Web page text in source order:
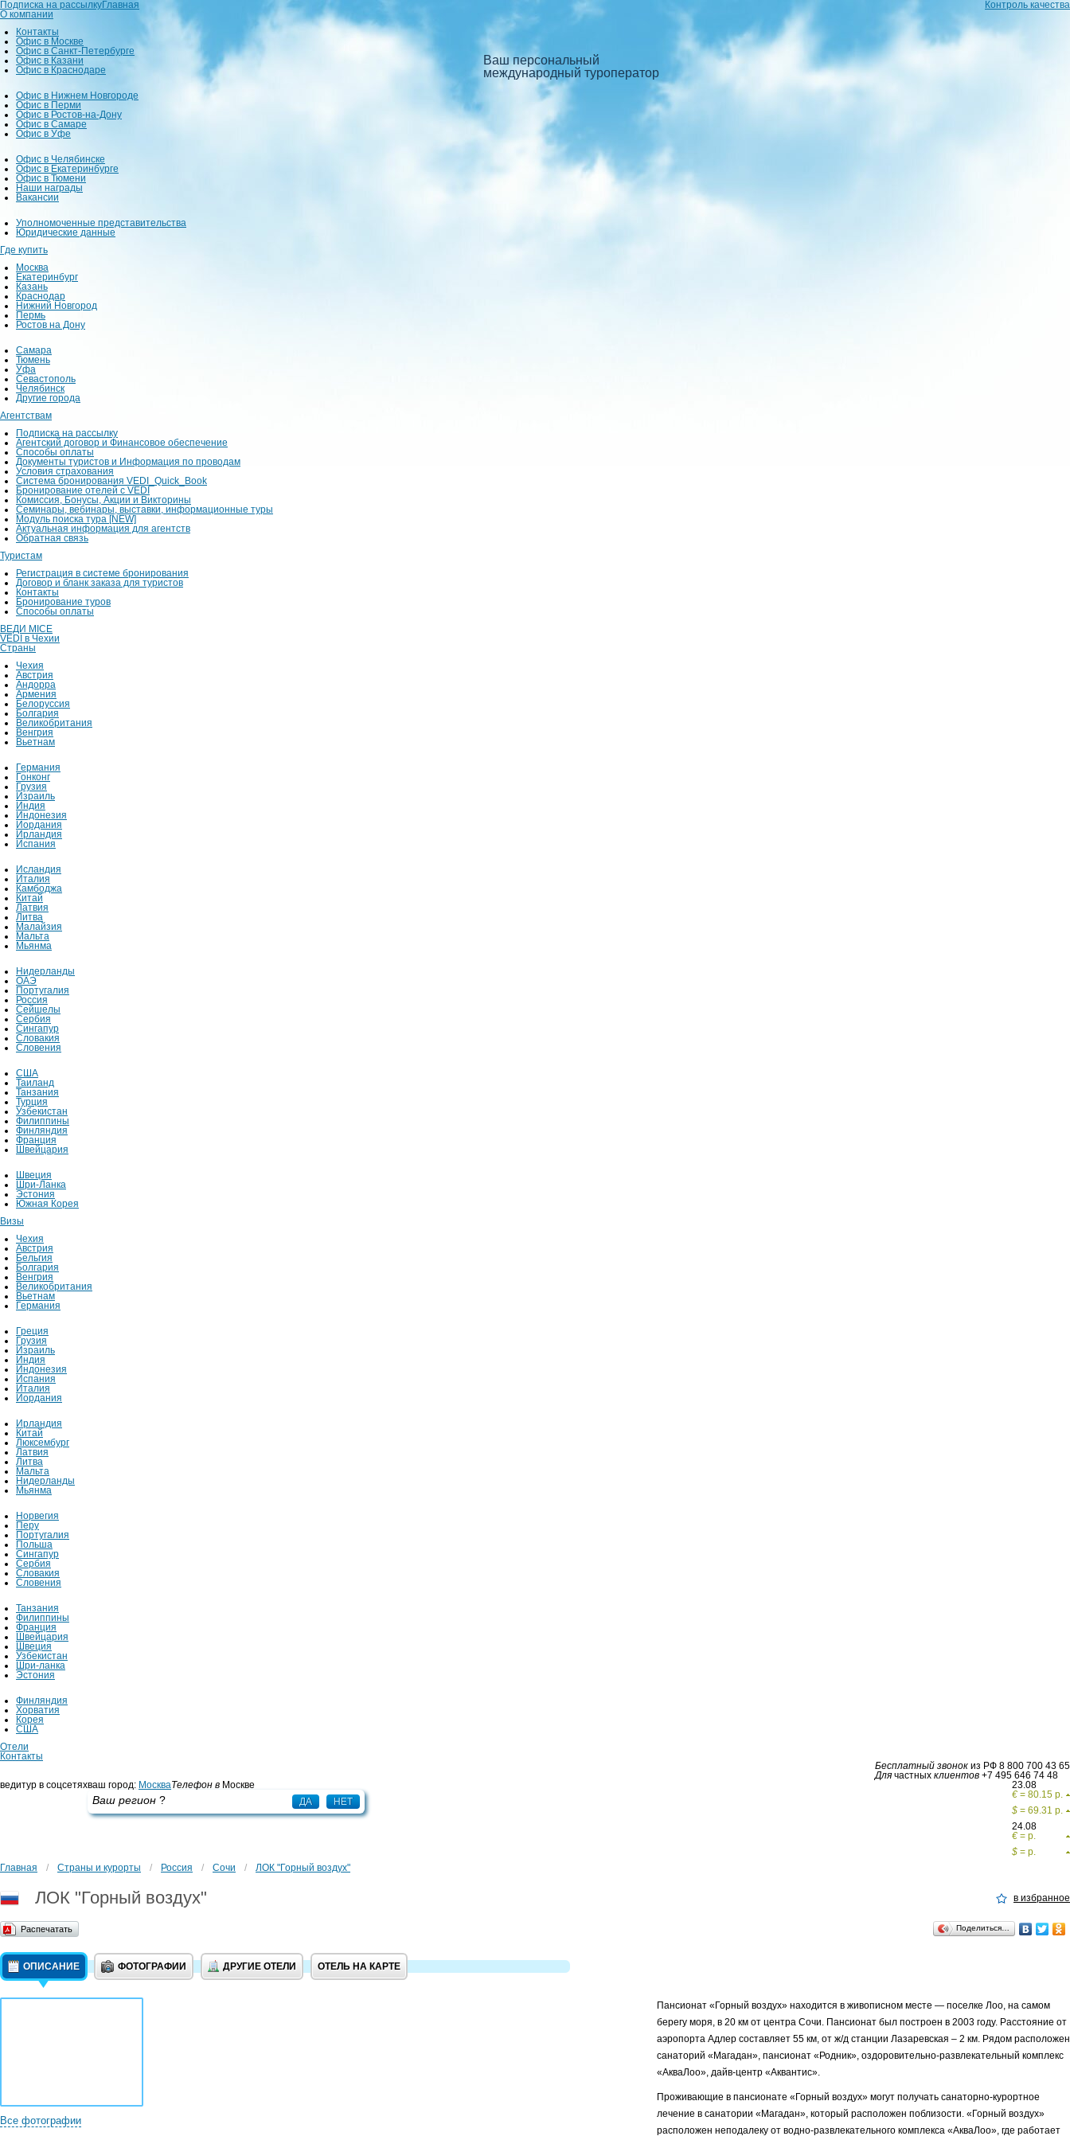
Подписка на рассылку Контроль качества
Главная
О компании
Контакты
Офис в Москве
Офис в Санкт-Петербурге
Офис в Казани
Офис в Краснодаре
Офис в Нижнем Новгороде
Офис в Перми
Офис в Ростов-на-Дону
Офис в Самаре
Офис в Уфе
Офис в Челябинске
Офис в Екатеринбурге
Офис в Тюмени
Наши награды
Вакансии
Уполномоченные представительства
Юридические данные
Где купить
Москва
Екатеринбург
Казань
Краснодар
Нижний Новгород
Пермь
Ростов на Дону
Самара
Тюмень
Уфа
Севастополь
Челябинск
Другие города
Агентствам
Подписка на рассылку
Агентский договор и Финансовое обеспечение
Способы оплаты
Документы туристов и Информация по проводам
Условия страхования
Система бронирования VEDI_Quick_Book
Бронирование отелей с VEDI
Комиссия, Бонусы, Акции и Викторины
Семинары, вебинары, выставки, информационные туры
Модуль поиска тура [NEW]
Актуальная информация для агентств
Обратная связь
Туристам
Регистрация в системе бронирования
Договор и бланк заказа для туристов
Контакты
Бронирование туров
Способы оплаты
ВЕДИ MICE
VEDI в Чехии
Страны
Чехия
Австрия
Андорра
Армения
Белоруссия
Болгария
Великобритания
Венгрия
Вьетнам
Германия
Гонконг
Грузия
Израиль
Индия
Индонезия
Иордания
Ирландия
Испания
Исландия
Италия
Камбоджа
Китай
Латвия
Литва
Малайзия
Мальта
Мьянма
Нидерланды
ОАЭ
Португалия
Россия
Сейшелы
Сербия
Сингапур
Словакия
Словения
США
Таиланд
Танзания
Турция
Узбекистан
Филиппины
Финляндия
Франция
Швейцария
Швеция
Шри-Ланка
Эстония
Южная Корея
Визы
Чехия
Австрия
Бельгия
Болгария
Венгрия
Великобритания
Вьетнам
Германия
Греция
Грузия
Израиль
Индия
Индонезия
Испания
Италия
Иордания
Ирландия
Китай
Люксембург
Латвия
Литва
Мальта
Нидерланды
Мьянма
Норвегия
Перу
Португалия
Польша
Сингапур
Сербия
Словакия
Словения
Танзания
Филиппины
Франция
Швейцария
Швеция
Узбекистан
Шри-ланка
Эстония
Финляндия
Хорватия
Корея
США
Отели
Контакты
Ваш персональный
международный туроператор
Бесплатный звонок из РФ 8 800 700 43 65
Для частных клиентов +7 495 646 74 48
ведитур в соцсетяхваш город: Москва
Ваш регион ? ДА НЕТ
Телефон в Москве
23.08
€ = 80.15 р.
$ = 69.31 р.
24.08
€ = р.
$ = р.
Главная
/ Страны и курорты / Россия / Сочи / ЛОК "Горный воздух"
ЛОК "Горный воздух" в избранное
Распечатать Поделиться…
ОПИСАНИЕ ФОТОГРАФИИ ДРУГИЕ ОТЕЛИ ОТЕЛЬ НА КАРТЕ
Все фотографии
Пансионат «Горный воздух» находится в живописном месте — поселке Лоо, на самом
берегу моря, в 20 км от центра Сочи. Пансионат был построен в 2003 году. Расстояние от
аэропорта Адлер составляет 55 км, от ж/д станции Лазаревская – 2 км. Рядом расположен
санаторий «Магадан», пансионат «Родник», оздоровительно-развлекательный комплекс
«АкваЛоо», дайв-центр «Аквантис».
Проживающие в пансионате «Горный воздух» могут получать санаторно-курортное
лечение в санатории «Магадан», который расположен поблизости. «Горный воздух»
расположен неподалеку от водно-развлекательного комплекса «АкваЛоо», где работает